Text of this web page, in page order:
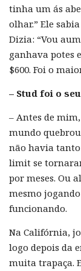
tinha um ás
olhar.” Ele
Dizia: “Vou
ganhava potes
$600. Foi o
– Stud foi o
– Antes de
mundo
não havia
limit se
por meses. Ou
mesmo
funcionando.
Na Califórnia,
logo depois da
muita trapaça.